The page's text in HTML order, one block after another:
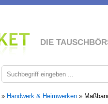
DIE
» Handwerk & Heimwerken »